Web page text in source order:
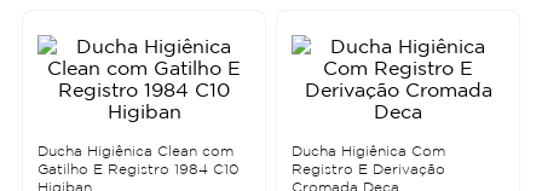
Ducha Higiênica Clean com
Gatilho E Registro 1984 C10
Higiban
Ducha Higiênica Com
Registro E Derivação
Cromada Deca